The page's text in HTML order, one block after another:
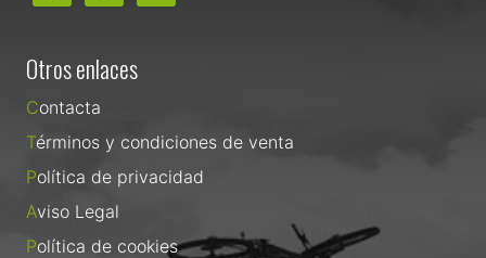
Otros enlaces
Contacta
Términos y condiciones de venta
Política de privacidad
Aviso Legal
Política de cookies